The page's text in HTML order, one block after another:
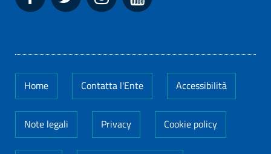
Home Contatta l'Ente Accessibilità
Note legali Privacy Cookie policy